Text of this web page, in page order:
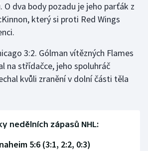
O dva body pozadu je jeho parťák z
který si proti Red Wings
3:2. Gólman vítězných Flames
na střídačce, jeho spoluhráč
kvůli zranění v dolní části těla
nedělních zápasů NHL:
5:6 (3:1, 2:2, 0:3)